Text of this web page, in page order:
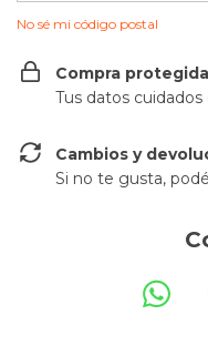
No sé mi código postal
Compra protegida
Tus datos
Cambios y
Si no te gusta,